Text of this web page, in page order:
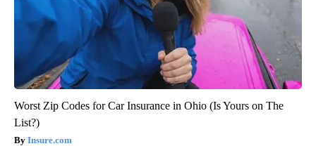
Worst Zip Codes for Car Insurance in Ohio (Is Yours on The
List?)
Insure.com